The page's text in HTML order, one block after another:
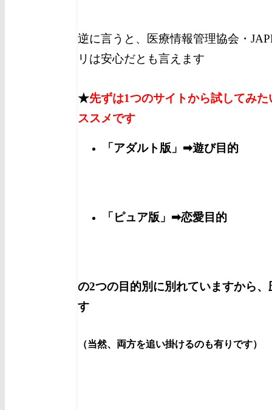
逆に言うと、医療情報管理協会・
リは安心だとも言えます
★先ずは1つのサイトから試してみ
ススメです
「アダルト版」➡遊び目的
「ピュア版」➡恋愛目的
の2つの目的別に別れていますから
す
（当然、両方を追い掛けるのも有りです）